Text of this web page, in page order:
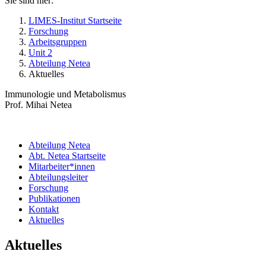
LIMES-Institut Startseite
Forschung
Arbeitsgruppen
Unit 2
Abteilung Netea
Aktuelles
Immunologie und Metabolismus
Prof. Mihai Netea
Abteilung Netea
Abt. Netea Startseite
Mitarbeiter*innen
Abteilungsleiter
Forschung
Publikationen
Kontakt
Aktuelles
Aktuelles